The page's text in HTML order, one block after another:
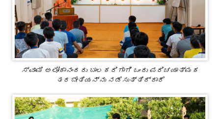
ಸ್ವಾಮಿ ಅಲೋಕಾನಂದರು ಬಾಲಕರಿಗಾಗಿ ಒಂದು ಪರಿಚಯಾತ್ಮಕ
ತರಬೇತಿಯನ್ನು ನಡೆಸುತ್ತಿದ್ದಾರೆ